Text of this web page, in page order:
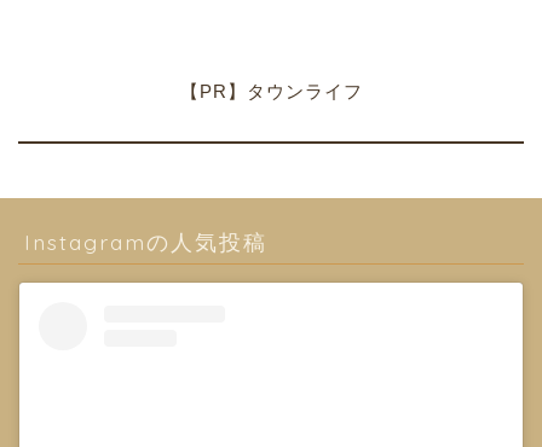
【PR】タウンライフ
Instagramの人気投稿